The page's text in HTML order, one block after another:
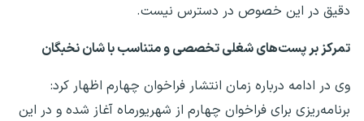
دقیق در این خصوص در دسترس نیست.
تمرکز بر پست‌های شغلی تخصصی و متناسب با شان نخبگان
وی در ادامه درباره زمان انتشار فراخوان چهارم اظهار کرد:
برنامه‌ریزی برای فراخوان چهارم از شهریورماه آغاز شده و در این